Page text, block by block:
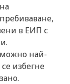
в ЕИП с
най-
избегне